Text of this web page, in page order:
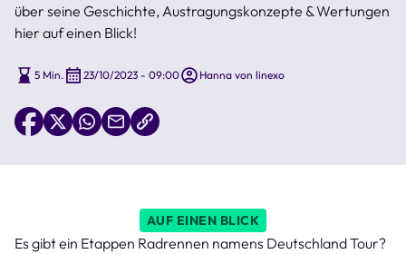
über seine Geschichte, Austragungskonzepte & Wertungen
hier auf einen Blick!
5 Min. 23/10/2023 - 09:00 Hanna von linexo
AUF EINEN BLICK
Es gibt ein Etappen Radrennen namens Deutschland Tour?